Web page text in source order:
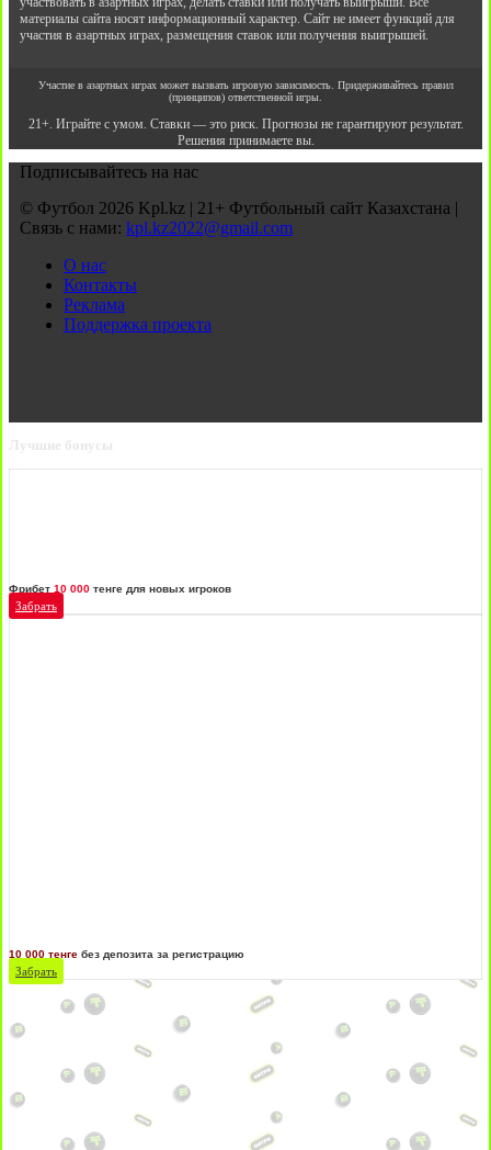
материалы сайта носят информационный характер. Сайт не имеет функций для
участия в азартных играх, размещения ставок или получения выигрышей.
Участие в азартных играх может вызвать игровую зависимость. Придерживайтесь правил
(принципов) ответственной игры.
21+. Играйте с умом. Ставки — это риск. Прогнозы не гарантируют результат.
Решения принимаете вы.
Подписывайтесь на нас
© Футбол 2026 Kpl.kz | 21+ Футбольный сайт Казахстана |
Связь с нами: kpl.kz2022@gmail.com
О нас
Контакты
Реклама
Поддержка проекта
Лучшие бонусы
Фрибет 10 000 тенге для новых игроков
Забрать
10 000 тенге без депозита за регистрацию
Забрать